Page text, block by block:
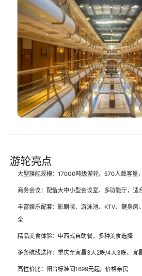
游轮亮点
大型旗舰规模：17000吨级游轮，570人载客量
商务会议 ：配备大中小型会议室、多功能厅，适
丰富娱乐配套：影剧院、游泳池、KTV、健身房
全
精品美食体验：中西式自助餐，多种美食选择
多条航线选择：重庆至宜昌3天2晚/4天3晚、宜
高性价比：阳台标准间1699元起，价格亲民